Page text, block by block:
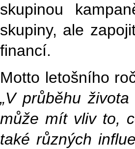
skupinou
skupiny, ale
financí.
Motto letošního
„V průběhu
může mít vliv to,
také různých